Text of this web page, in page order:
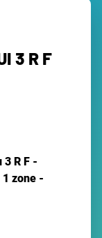
3 R F
R F -
zone -